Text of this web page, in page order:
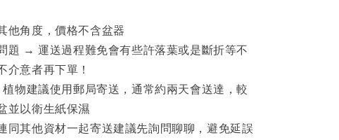
他角度，價格不含盆器
題 → 運送過程難免會有些許落葉或是斷折等不
介意者再下單！
物建議使用郵局寄送，通常約兩天會送達，較
並以衛生紙保濕
同其他資材一起寄送建議先詢問聊聊，避免延誤